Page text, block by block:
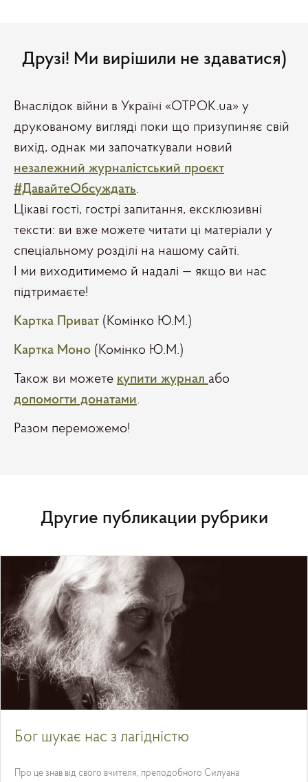
Друзі! Ми вирішили не здаватися)
Внаслідок війни в Україні «ОТРОК.ua» у
друкованому вигляді поки що призупиняє свій
вихід, однак ми започаткували новий
незалежний журналістський проєкт
#ДавайтеОбсуждать.
Цікаві гості, гострі запитання, ексклюзивні
тексти: ви вже можете читати ці матеріали у
спеціальному розділі на нашому сайті.
І ми виходитимемо й надалі — якщо ви нас
підтримаєте!
Картка Приват (Комінко Ю.М.)
Картка Моно (Комінко Ю.М.)
Також ви можете купити журнал або
допомогти донатами.
Разом переможемо!
Другие публикации рубрики
Бог шукає нас з лагідністю
Про це знав від свого вчителя, преподобного Силуана